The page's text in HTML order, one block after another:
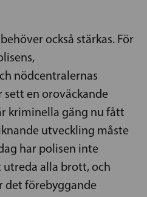
också stärkas. För
nödcentralernas
sett en oroväckande
kriminella gäng nu fått
utveckling måste
har polisen inte
alla brott, och
det förebyggande